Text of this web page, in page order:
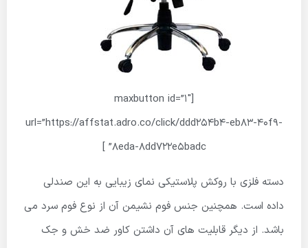
[maxbutton id=”1″
url=”https://affstat.adro.co/click/ddd254b4-eb83-40f9-
8eda-8dd722e5badc” ]
دسته فلزی با روکش پلاستیکی نمای زیبایی به این صندلی
داده است. همچنین جنس فوم نشیمن آن از نوع فوم سرد می
باشد. از دیگر قابلیت های آن داشتن کاور ضد خش و جک